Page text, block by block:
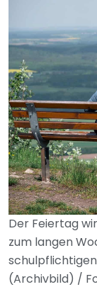
Der Feiertag
zum langen
(Archivbild) /